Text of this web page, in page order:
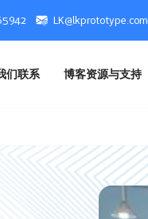
LK@lkprototype.com
们联系 博客资源与支持